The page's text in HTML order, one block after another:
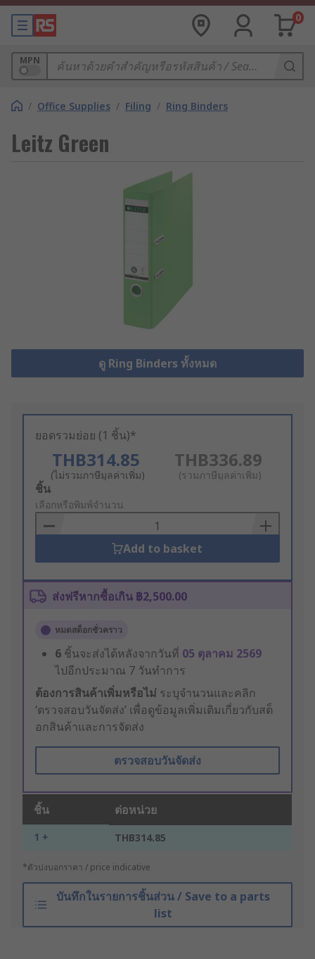
0
MPN
/ Office Supplies / Filing / Ring Binders
Leitz Green
ดู Ring Binders ทั้งหมด
ยอดรวมย่อย (1 ชิ้น)*
THB314.85
(ไม่รวมภาษีมูลค่าเพิ่ม)
THB336.89
(รวมภาษีมูลค่าเพิ่ม)
Add
to
Basket
ชิ้น
เลือกหรือพิมพ์จำนวน
Add to basket
ส่งฟรีหากซื้อเกิน ฿2,500.00
หมดสต็อกชั่วคราว
6 ชิ้นจะส่งได้หลังจากวันที่ 05 ตุลาคม 2569
ไปอีกประมาณ 7 วันทำการ
ต้องการสินค้าเพิ่มหรือไม่ ระบุจำนวนและคลิก
‘ตรวจสอบวันจัดส่ง’ เพื่อดูข้อมูลเพิ่มเติมเกี่ยวกับสต็
อกสินค้าและการจัดส่ง
ตรวจสอบวันจัดส่ง
ชิ้น ต่อหน่วย
1 + THB314.85
*ตัวบ่งบอกราคา / price indicative
บันทึกในรายการชิ้นส่วน / Save to a parts
list